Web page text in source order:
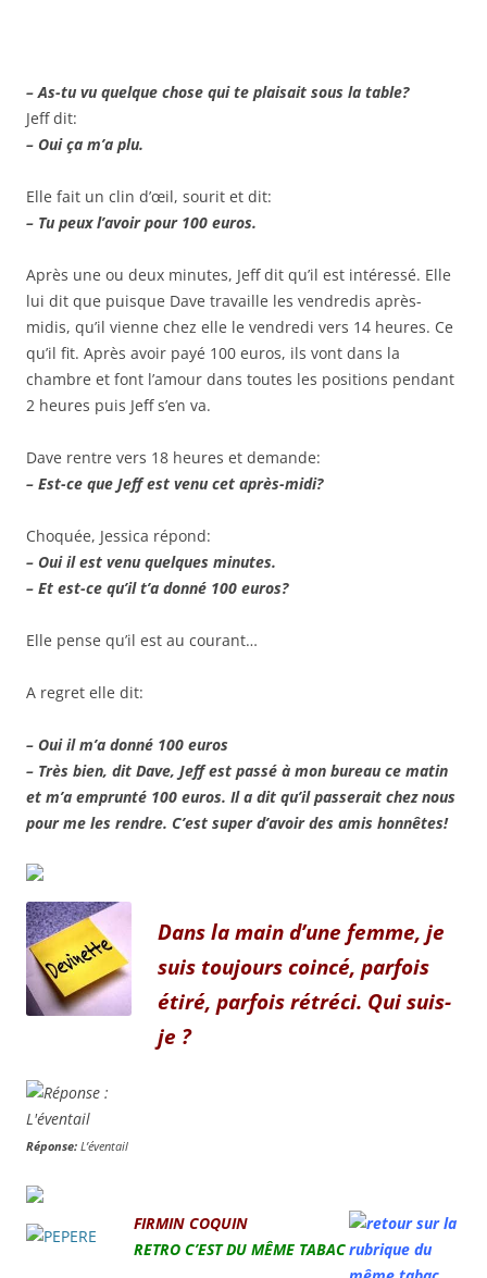
– As-tu vu quelque chose qui te plaisait sous la table?
Jeff dit:
– Oui ça m’a plu.
Elle fait un clin d’œil, sourit et dit:
– Tu peux l’avoir pour 100 euros.
Après une ou deux minutes, Jeff dit qu’il est intéressé. Elle
lui dit que puisque Dave travaille les vendredis après-
midis, qu’il vienne chez elle le vendredi vers 14 heures. Ce
qu’il fit. Après avoir payé 100 euros, ils vont dans la
chambre et font l’amour dans toutes les positions pendant
2 heures puis Jeff s’en va.
Dave rentre vers 18 heures et demande:
– Est-ce que Jeff est venu cet après-midi?
Choquée, Jessica répond:
– Oui il est venu quelques minutes.
– Et est-ce qu’il t’a donné 100 euros?
Elle pense qu’il est au courant…
A regret elle dit:
– Oui il m’a donné 100 euros
– Très bien, dit Dave, Jeff est passé à mon bureau ce matin
et m’a emprunté 100 euros. Il a dit qu’il passerait chez nous
pour me les rendre. C’est super d’avoir des amis honnêtes!
Dans la main d’une femme, je
suis toujours coincé, parfois
étiré, parfois rétréci. Qui suis-
je ?
Réponse: L’éventail
FIRMIN COQUIN
RETRO C’EST DU MÊME TABAC